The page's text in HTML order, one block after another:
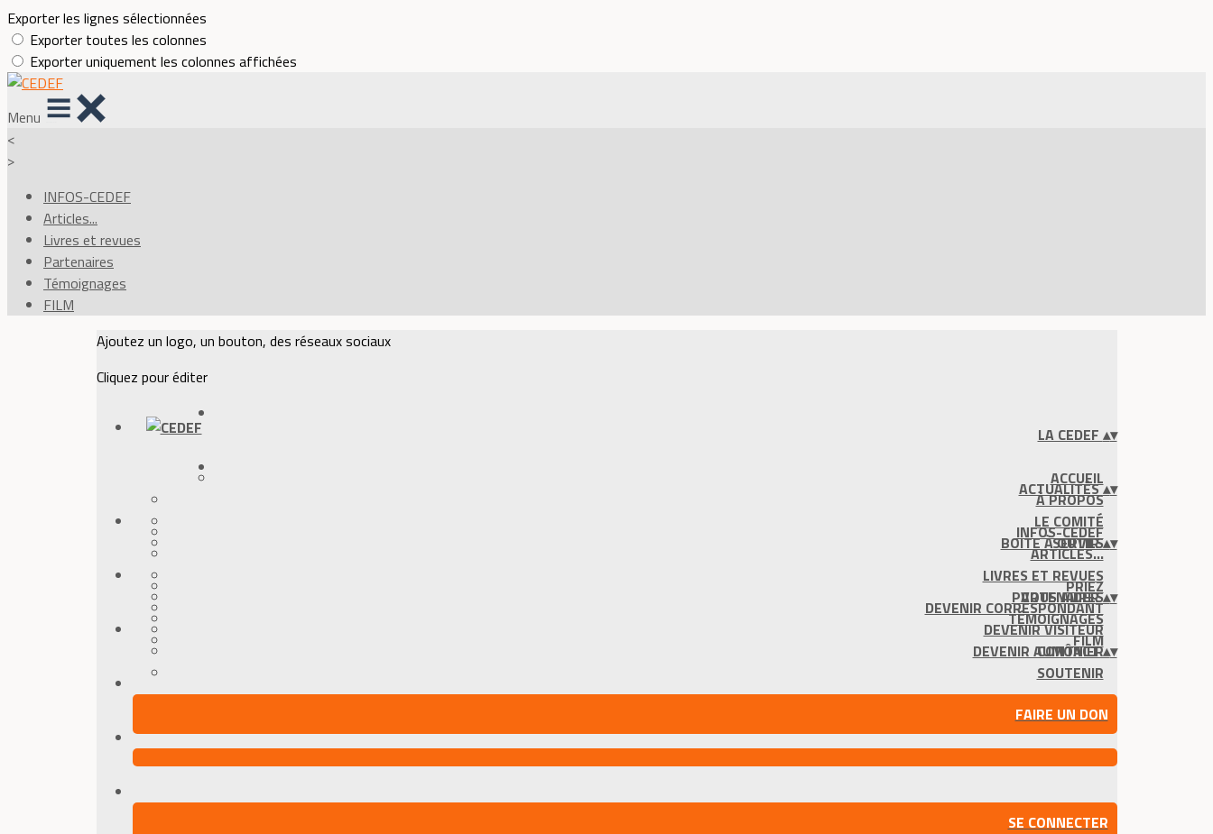
Exporter les lignes sélectionnées
Exporter toutes les colonnes
Exporter uniquement les colonnes affichées
Menu
<
>
INFOS-CEDEF
Articles...
Livres et revues
Partenaires
Témoignages
FILM
Ajoutez un logo, un bouton, des réseaux sociaux
Cliquez pour éditer
LA CEDEF ▴▾
ACCUEIL
À PROPOS
LE COMITÉ
BOITE À OUTILS
ACTUALITÉS▴▾
INFOS-CEDEF
ARTICLES...
LIVRES ET REVUES
PARTENAIRES
TÉMOIGNAGES
FILM
SERVIR▴▾
PRIEZ
DEVENIR CORRESPONDANT
DEVENIR VISITEUR
DEVENIR AUMÔNIER
SOUTENIR
VOUS AIDER▴▾
CONTACT▴▾
FAIRE UN DON
SE CONNECTER